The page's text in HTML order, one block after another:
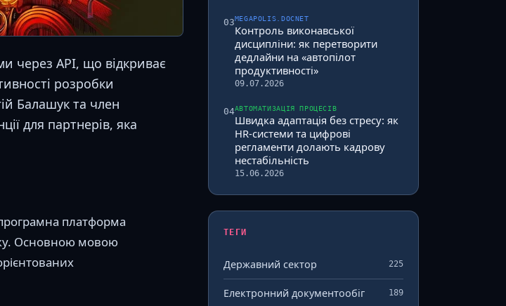
через API, що відкриває
розробки
Балашук та член
для партнерів, яка
платформа
Основною мовою
03MEGAPOLIS.DOCNET
Контроль виконавської
дисципліни: як перетворити
дедлайни на «автопілот
продуктивності»
09.07.2026
04АВТОМАТИЗАЦІЯ ПРОЦЕСІВ
Швидка адаптація без стресу: як
HR-системи та цифрові
регламенти долають кадрову
нестабільність
15.06.2026
ТЕГИ
Державний сектор 225
Електронний документообіг 189